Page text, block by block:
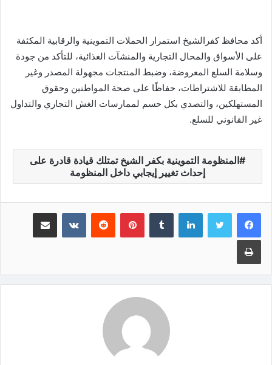
أكد محافظ كفرالشيخ استمرار الحملات التموينية والرقابية المكثفة
على الأسواق والمحال التجارية والمنشآت الغذائية، للتأكد من جودة
وسلامة السلع المعروضة، وضبط المنتجات مجهولة المصدر وغير
المطابقة للاشتراطات، حفاظًا على صحة المواطنين وحقوق
المستهلكين، والتصدي بكل حسم لممارسات الغش التجاري والتداول
غير القانوني للسلع.
المنظومة التموينية بكفر الشيخ تمتلك قيادة قادرة على
إحداث تغيير إيجابي داخل المنظومة
لينكدإن بينتيريست